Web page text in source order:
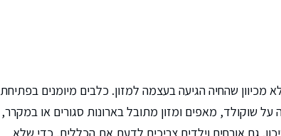
שהחיה הגיעה בעצמה למזון. כלבים מיומנים בפתיחת
שוקולד, מאפים ומזון מתובל בארונות סגורים או במקרר,